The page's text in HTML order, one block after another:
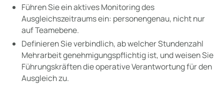
Führen Sie ein aktives Monitoring des
Ausgleichszeitraums ein: personengenau, nicht nur
auf Teamebene.
Definieren Sie verbindlich, ab welcher Stundenzahl
Mehrarbeit genehmigungspflichtig ist, und weisen Sie
Führungskräften die operative Verantwortung für den
Ausgleich zu.